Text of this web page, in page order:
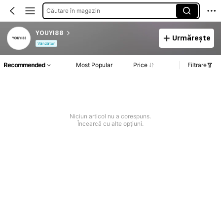
Căutare în magazin
YOUYI88
Vânzător
Urmărește
Recommended Most Popular Price Filtrare
Niciun articol nu a corespuns.
Încearcă cu alte opțiuni.